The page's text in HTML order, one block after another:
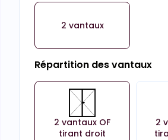
2 vantaux
Répartition des vantaux
2 vantaux OF
tirant droit
2